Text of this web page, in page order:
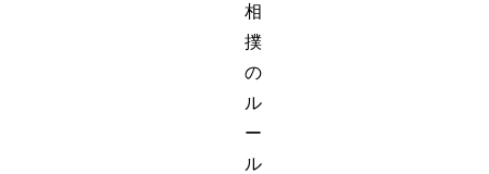
相
撲
の
ル
ー
ル